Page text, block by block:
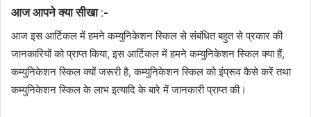
आज आपने क्या सीखा :-
आज इस आर्टिकल में हमने कम्युनिकेशन स्किल से संबंधित बहुत से प्रकार की
जानकारियों को प्राप्त किया, इस आर्टिकल में हमने कम्युनिकेशन स्किल क्या हैं,
कम्युनिकेशन स्किल क्यों जरूरी है, कम्युनिकेशन स्किल को इंप्रूव कैसे करें तथा
कम्युनिकेशन स्किल के लाभ इत्यादि के बारे में जानकारी प्राप्त की।